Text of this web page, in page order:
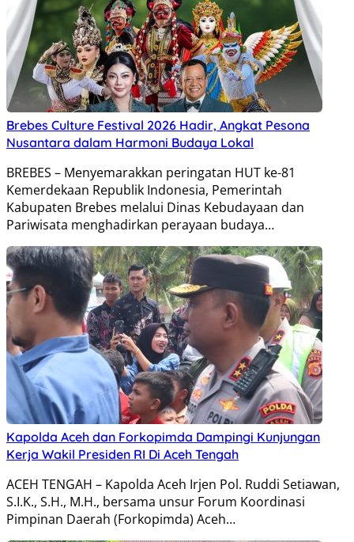
Brebes Culture Festival 2026 Hadir, Angkat Pesona
Nusantara dalam Harmoni Budaya Lokal
BREBES – Menyemarakkan peringatan HUT ke-81
Kemerdekaan Republik Indonesia, Pemerintah
Kabupaten Brebes melalui Dinas Kebudayaan dan
Pariwisata menghadirkan perayaan budaya…
Kapolda Aceh dan Forkopimda Dampingi Kunjungan
Kerja Wakil Presiden RI Di Aceh Tengah
ACEH TENGAH – Kapolda Aceh Irjen Pol. Ruddi Setiawan,
S.I.K., S.H., M.H., bersama unsur Forum Koordinasi
Pimpinan Daerah (Forkopimda) Aceh…